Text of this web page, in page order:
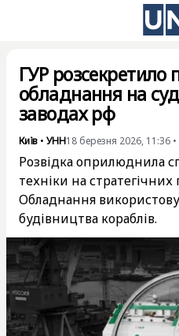
ГУР розсекретило
обладнання на
заводах рф
Київ • УНН18 березня 2026, 11:36 •
Розвідка оприлюднила
техніки на
Обладнання
будівництва кораблів.